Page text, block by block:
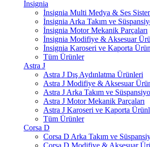
İnsignia
İnsignia Multi Medya & Ses
İnsignia Arka Takım ve
İnsignia Motor Mekanik Parçaları
İnsignia Modifiye & Aksesuar
İnsignia Karoseri ve Kaporta
Tüm Ürünler
Astra J
Astra J Dış Aydınlatma Ürünleri
Astra J Modifiye & Aksesuar
Astra J Arka Takım ve
Astra J Motor Mekanik Parçaları
Astra J Karoseri ve Kaporta
Tüm Ürünler
Corsa D
Corsa D Arka Takım ve
Corsa D Modifiye & Aksesuar